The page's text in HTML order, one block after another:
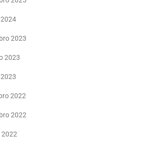
2023
2023
2022
2022